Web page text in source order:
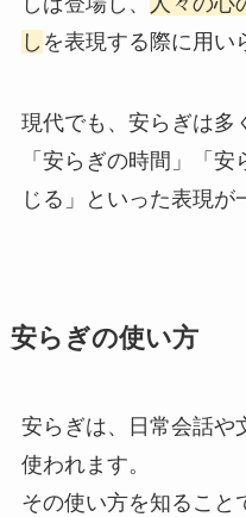
し を表現する際に用い
現代でも、安らぎは多
「安らぎの時間」「
じる」といった表現が
安らぎの使い方
安らぎは、日常会話や
使われます。
その使い方を知ること